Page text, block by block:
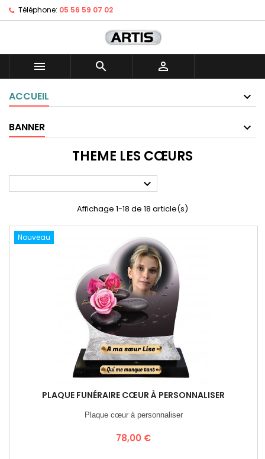
Téléphone: 05 56 59 07 02
  
ACCUEIL
BANNER
THEME LES CŒURS

Affichage 1-18 de 18 article(s)
Nouveau
PLAQUE FUNÉRAIRE CŒUR À PERSONNALISER
Plaque cœur à personnaliser
Prix
78,00 €